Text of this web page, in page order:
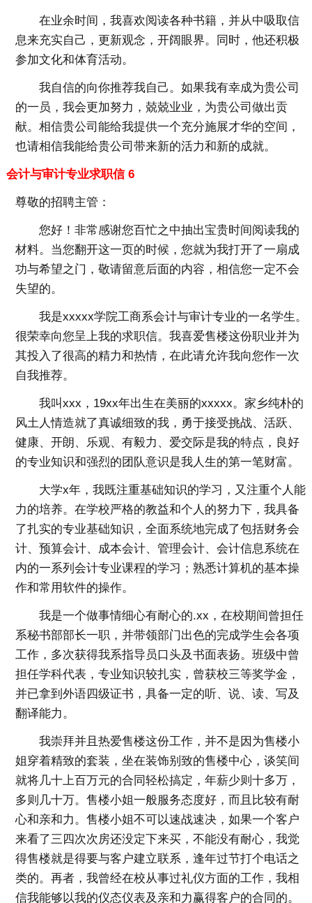
在业余时间，我喜欢阅读各种书籍，并从中吸取信
息来充实自己，更新观念，开阔眼界。同时，他还积极
参加文化和体育活动。
我自信的向你推荐我自己。如果我有幸成为贵公司
的一员，我会更加努力，兢兢业业，为贵公司做出贡
献。相信贵公司能给我提供一个充分施展才华的空间，
也请相信我能给贵公司带来新的活力和新的成就。
会计与审计专业求职信 6
尊敬的招聘主管：
您好！非常感谢您百忙之中抽出宝贵时间阅读我的
材料。当您翻开这一页的时候，您就为我打开了一扇成
功与希望之门，敬请留意后面的内容，相信您一定不会
失望的。
我是xxxxx学院工商系会计与审计专业的一名学生。
很荣幸向您呈上我的求职信。我喜爱售楼这份职业并为
其投入了很高的精力和热情，在此请允许我向您作一次
自我推荐。
我叫xxx，19xx年出生在美丽的xxxxx。家乡纯朴的
风土人情造就了真诚细致的我，勇于接受挑战、活跃、
健康、开朗、乐观、有毅力、爱交际是我的特点，良好
的专业知识和强烈的团队意识是我人生的第一笔财富。
大学x年，我既注重基础知识的学习，又注重个人能
力的培养。在学校严格的教益和个人的努力下，我具备
了扎实的专业基础知识，全面系统地完成了包括财务会
计、预算会计、成本会计、管理会计、会计信息系统在
内的一系列会计专业课程的学习；熟悉计算机的基本操
作和常用软件的操作。
我是一个做事情细心有耐心的.xx，在校期间曾担任
系秘书部部长一职，并带领部门出色的完成学生会各项
工作，多次获得我系指导员口头及书面表扬。班级中曾
担任学科代表，专业知识较扎实，曾获校三等奖学金，
并已拿到外语四级证书，具备一定的听、说、读、写及
翻译能力。
我崇拜并且热爱售楼这份工作，并不是因为售楼小
姐穿着精致的套装，坐在装饰别致的售楼中心，谈笑间
就将几十上百万元的合同轻松搞定，年薪少则十多万，
多则几十万。售楼小姐一般服务态度好，而且比较有耐
心和亲和力。售楼小姐不可以速战速决，如果一个客户
来看了三四次次房还没定下来买，不能没有耐心，我觉
得售楼就是得要与客户建立联系，逢年过节打个电话之
类的。再者，我曾经在校从事过礼仪方面的工作，我相
信我能够以我的仪态仪表及亲和力赢得客户的合同的。